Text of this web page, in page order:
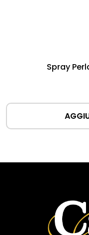
Spray